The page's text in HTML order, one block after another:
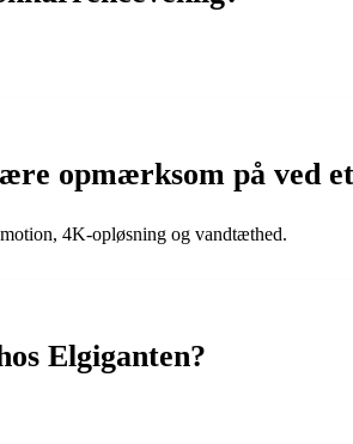
opmærksom på ved
4K-opløsning og vandtæthed.
Elgiganten?